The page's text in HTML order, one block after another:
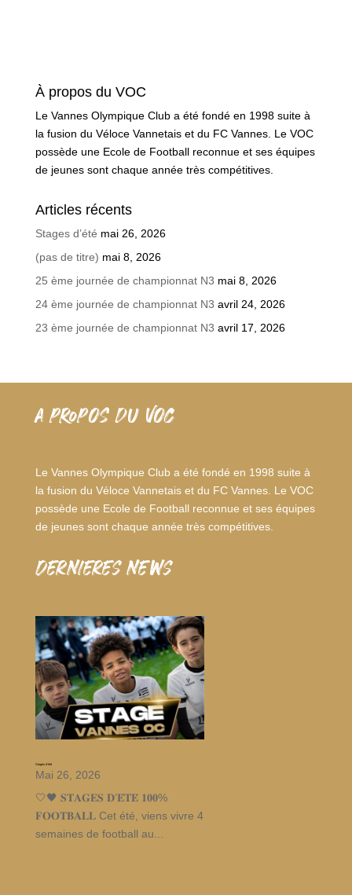
À propos du VOC
Le Vannes Olympique Club a été fondé en 1998 suite à
la fusion du Véloce Vannetais et du FC Vannes. Le VOC
possède une Ecole de Football reconnue et ses équipes
de jeunes sont chaque année très compétitives.
Articles récents
Stages d’été mai 26, 2026
(pas de titre) mai 8, 2026
25 ème journée de championnat N3 mai 8, 2026
24 ème journée de championnat N3 avril 24, 2026
23 ème journée de championnat N3 avril 17, 2026
A PROPOS DU VOC
Le Vannes Olympique Club a été fondé en 1998 suite à
la fusion du Véloce Vannetais et du FC Vannes. Le VOC
possède une Ecole de Football reconnue et ses équipes
de jeunes sont chaque année très compétitives.
dernieres news
Stages d’été
Mai 26, 2026
🤍🖤 𝐒𝐓𝐀𝐆𝐄𝐒 𝐃’𝐄́𝐓𝐄́ 𝟏𝟎𝟎%
𝐅𝐎𝐎𝐓𝐁𝐀𝐋𝐋 Cet été, viens vivre 4
semaines de football au...